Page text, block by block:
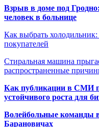
Взрыв в доме под
человек в больнице
Как выбрать
покупателей
Стиральная машина
распространенные
Как публикации в СМИ
устойчивого роста для
Волейбольные команды
Барановичах